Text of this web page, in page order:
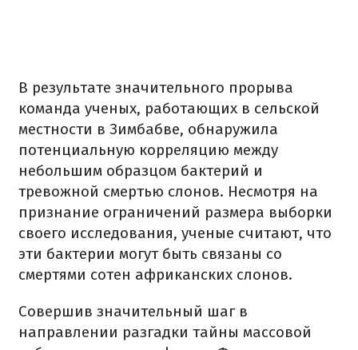
В результате значительного прорыва
команда ученых, работающих в сельской
местности в Зимбабве, обнаружила
потенциальную корреляцию между
небольшим образцом бактерий и
тревожной смертью слонов. Несмотря на
признание ограничений размера выборки
своего исследования, ученые считают, что
эти бактерии могут быть связаны со
смертями сотен африканских слонов.
Совершив значительный шаг в
направлении разгадки тайны массовой